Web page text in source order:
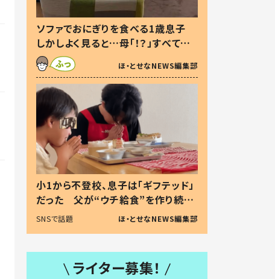
ソファでおにぎりを食べる1歳息子
しかしよく見ると…母「！？」すべてを
察した母の投稿に「可愛いから許
す！」「現行犯〜」
ほ・とせなNEWS編集部
小1から不登校、息子は「ギフテッド」
だった 父が“ウチ給食”を作り続け
る理由とは #令和の親 #令和の子
SNSで話題 ほ・とせなNEWS編集部
ライター募集！